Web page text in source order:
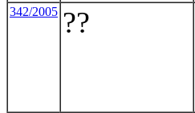
342/2005 ??